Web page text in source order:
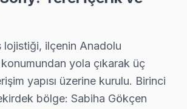
bölgesi dahil tüm hizmet alanımızda
Servis
mahallesi Sony kullanıcıları arıza
Servis →
lojistiği, ilçenin Anadolu
yola çıkarak üç
yapısı üzerine kurulu. Birinci
bölge: Sabiha Gökçen